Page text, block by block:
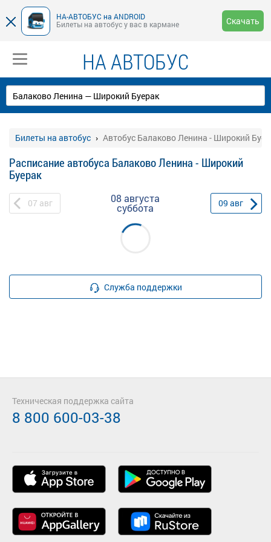
НА-АВТОБУС на ANDROID
Билеты на автобус у вас в кармане
Скачать
НА АВТОБУС
Билеты на автобус Автобус Балаково Ленина - Широкий
Расписание автобуса Балаково Ленина - Широкий
Буерак
07 авг 08 августа
суббота 09 авг
Служба поддержки
Техническая поддержка сайта
8 800 600-03-38